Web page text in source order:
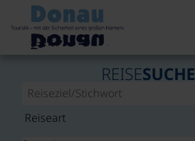
REISESUCHE